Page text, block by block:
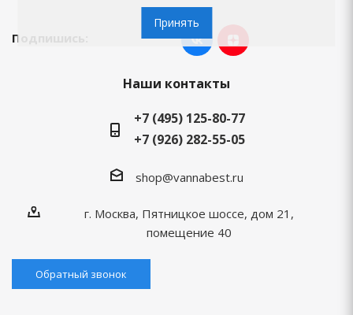
Подпишись:
Наши контакты
+7 (495) 125-80-77
+7 (926) 282-55-05
shop@vannabest.ru
г. Москва, Пятницкое шоссе, дом 21,
помещение 40
Обратный звонок
Принять